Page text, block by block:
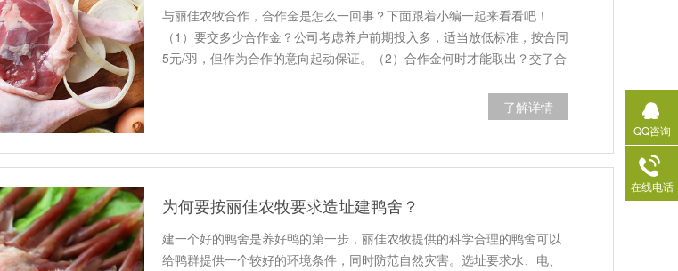
与丽佳农牧合作，合作金是怎么一回事？下面跟着小编一起来看看吧！
（1）要交多少合作金？公司考虑养户前期投入多，适当放低标准，按合同
5元/羽，但作为合作的意向起动保证。（2）合作金何时才能取出？交了合
了解详情
为何要按丽佳农牧要求造址建鸭舍？
建一个好的鸭舍是养好鸭的第一步，丽佳农牧提供的科学合理的鸭舍可以
给鸭群提供一个较好的环境条件，同时防范自然灾害。选址要求水、电、
QQ咨询
在线电话